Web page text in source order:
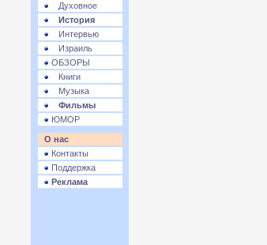
Духовное
История
Интервью
Израиль
ОБЗОРЫ
Книги
Музыка
Фильмы
ЮМОР
О нас
Контакты
Поддержка
Реклама